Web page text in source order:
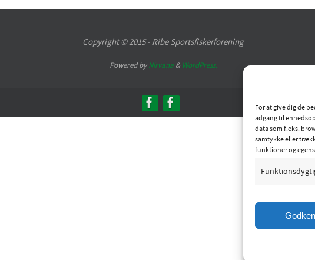
For at give dig de
adgang til
data som f.eks.
samtykke eller
funktioner og
Copyright © 2015 - Ribe Sportsfiskerforening
Powered byNirvana& WordPress.